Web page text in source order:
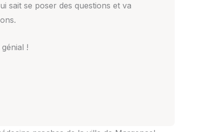
sait se poser des questions et va
!